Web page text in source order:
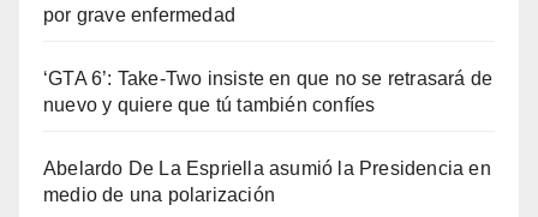
por grave enfermedad
‘GTA 6’: Take-Two insiste en que no se retrasará de
nuevo y quiere que tú también confíes
Abelardo De La Espriella asumió la Presidencia en
medio de una polarización